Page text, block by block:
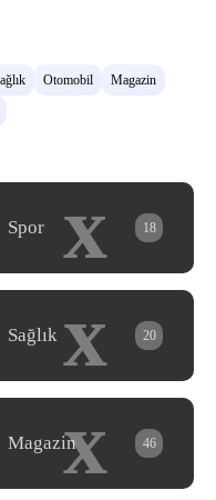
Otomobil
Magazin
x
Spor 18
x
Sağlık 20
x
Magazin 46